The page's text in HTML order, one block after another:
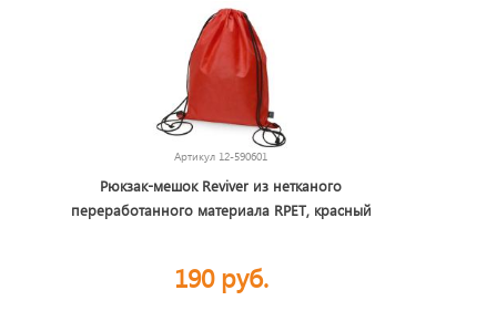
Артикул 12-590601
Рюкзак-мешок Reviver из нетканого
переработанного материала RPET, красный
190 руб.